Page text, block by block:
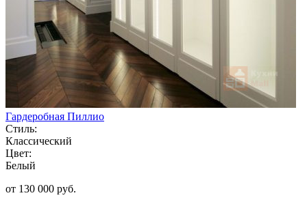
Гардеробная Пиллио
Стиль:
Классический
Цвет:
Белый
от 130 000 руб.